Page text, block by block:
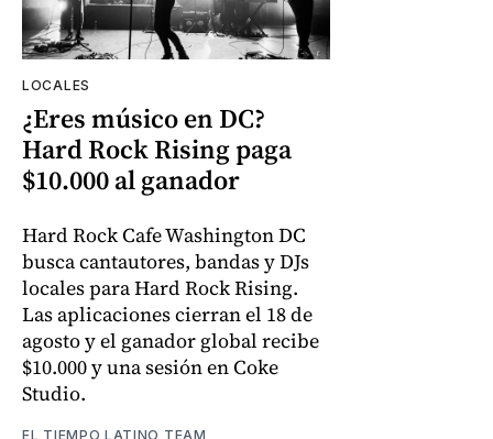
LOCALES
¿Eres músico en DC?
Hard Rock Rising paga
$10.000 al ganador
Hard Rock Cafe Washington DC
busca cantautores, bandas y DJs
locales para Hard Rock Rising.
Las aplicaciones cierran el 18 de
agosto y el ganador global recibe
$10.000 y una sesión en Coke
Studio.
EL TIEMPO LATINO TEAM